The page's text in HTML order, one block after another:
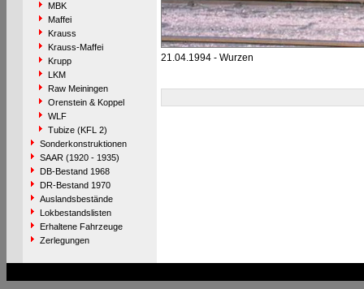
MBK
Maffei
Krauss
Krauss-Maffei
Krupp
LKM
Raw Meiningen
Orenstein & Koppel
WLF
Tubize (KFL 2)
Sonderkonstruktionen
SAAR (1920 - 1935)
DB-Bestand 1968
DR-Bestand 1970
Auslandsbestände
Lokbestandslisten
Erhaltene Fahrzeuge
Zerlegungen
21.04.1994 - Wurzen